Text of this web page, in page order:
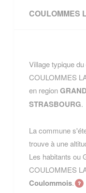
COULOMMES
Village typique
COULOMMES
en region
STRASBOURG.
La commune
trouve à une
Les habitants ou
COULOMMES
Coulommois.